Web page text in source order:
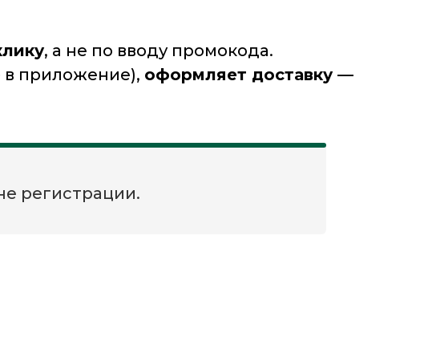
, а не по вводу промокода.
в приложение), оформляет доставку —
регистрации.